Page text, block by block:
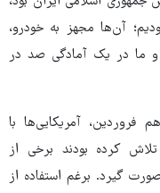
آن‌ها مجهز به خودرو،
و ما در یک آمادگی صد در
فروردین، آمریکایی‌ها با
کرده بودند برخی از
صورت گیرد. برغم استفاده از